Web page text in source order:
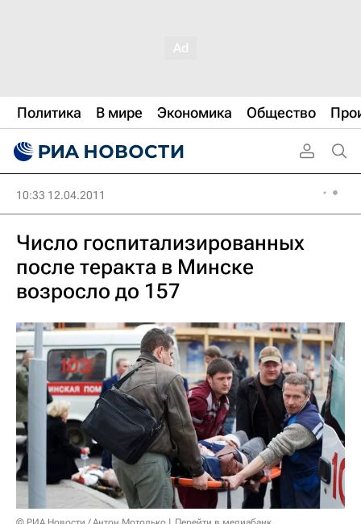
Политика В мире Экономика Общество
10:33 12.04.2011
Число госпитализированных
после теракта в Минске
возросло до 157